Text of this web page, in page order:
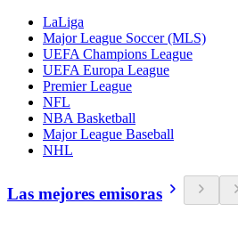
LaLiga
Major League Soccer (MLS)
UEFA Champions League
UEFA Europa League
Premier League
NFL
NBA Basketball
Major League Baseball
NHL
Las mejores emisoras